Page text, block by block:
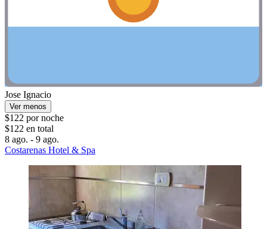
Jose Ignacio
Ver menos
$122 por noche
$122 en total
8 ago. - 9 ago.
Costarenas Hotel & Spa